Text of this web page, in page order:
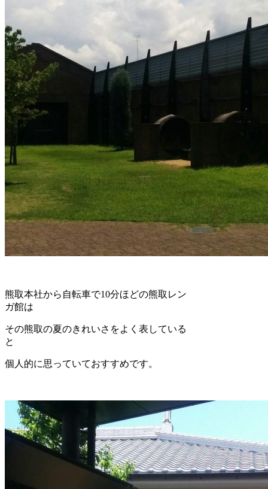
熊取本社から自転車で10分ほどの熊取レン
ガ館は
その熊取の夏のきれいさをよく表している
と
個人的に思っていておすすめです。